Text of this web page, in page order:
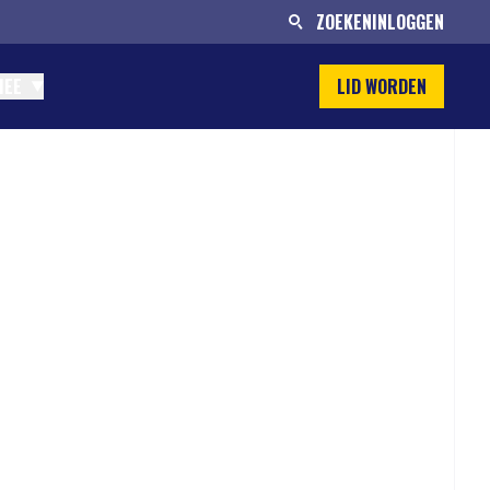
ZOEKENINLOGGEN
LID WORDEN